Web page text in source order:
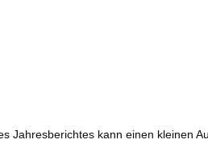
Jahresberichtes kann einen kleinen